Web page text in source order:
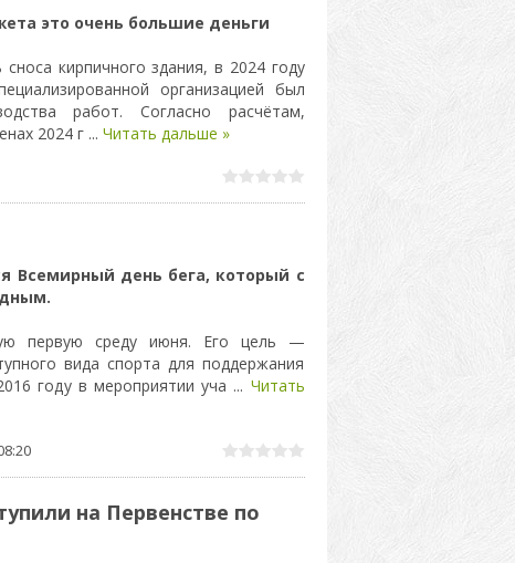
это очень большие деньги
кирпичного здания, в 2024 году
организацией был
работ. Согласно расчётам,
2024 г ... Читать дальше »
Всемирный день бега, который с
первую среду июня. Его цель —
вида спорта для поддержания
году в мероприятии уча ... Читать
на Первенстве по